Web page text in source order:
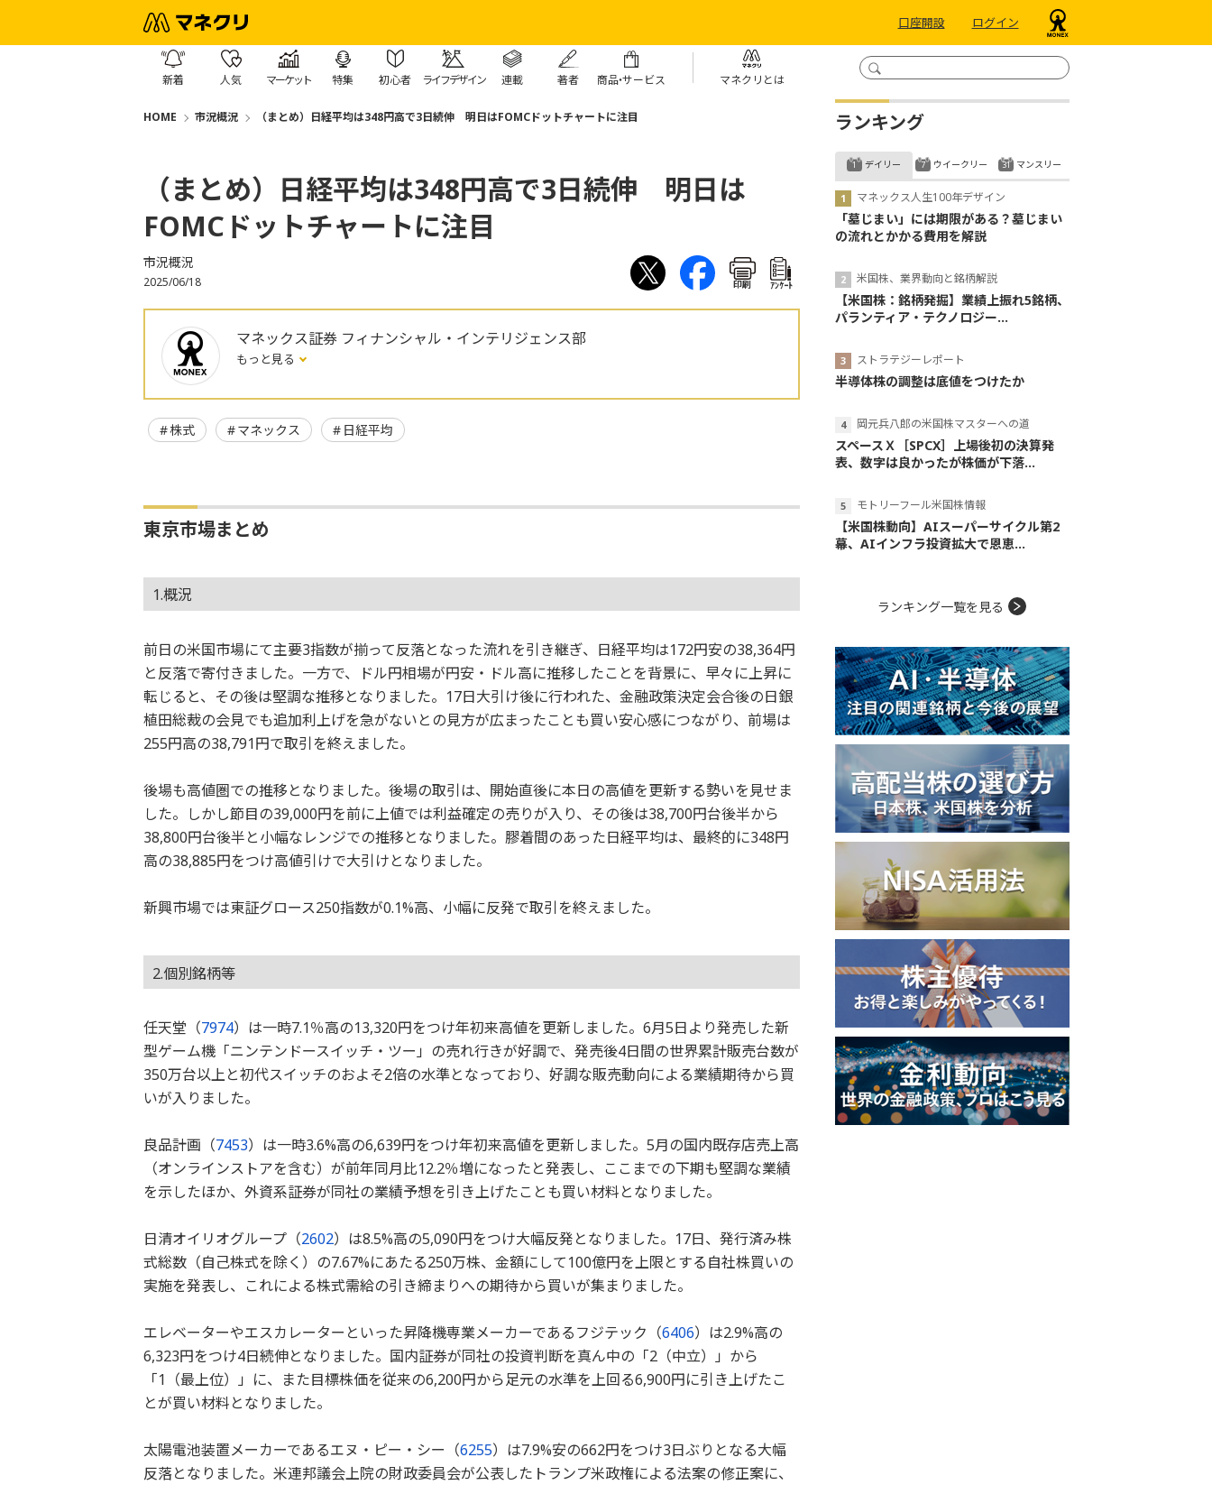
口座開設 ログイン
新着 人気 マーケット 特集 初心者 ライフデザイン 連載 著者 商品・サービス マネクリとは
HOME 市況概況 （まとめ）日経平均は348円高で3日続伸 明日はFOMCドットチャートに注目
（まとめ）日経平均は348円高で3日続伸 明日は
FOMCドットチャートに注目
市況概況
2025/06/18 印刷 ｱﾝｹｰﾄ
マネックス証券 フィナンシャル・インテリジェンス部
もっと見る
株式 マネックス 日経平均
東京市場まとめ
1.概況
前日の米国市場にて主要3指数が揃って反落となった流れを引き継ぎ、日経平均は172円安の38,364円
と反落で寄付きました。一方で、ドル円相場が円安・ドル高に推移したことを背景に、早々に上昇に
転じると、その後は堅調な推移となりました。17日大引け後に行われた、金融政策決定会合後の日銀
植田総裁の会見でも追加利上げを急がないとの見方が広まったことも買い安心感につながり、前場は
255円高の38,791円で取引を終えました。
後場も高値圏での推移となりました。後場の取引は、開始直後に本日の高値を更新する勢いを見せま
した。しかし節目の39,000円を前に上値では利益確定の売りが入り、その後は38,700円台後半から
38,800円台後半と小幅なレンジでの推移となりました。膠着間のあった日経平均は、最終的に348円
高の38,885円をつけ高値引けで大引けとなりました。
新興市場では東証グロース250指数が0.1%高、小幅に反発で取引を終えました。
2.個別銘柄等
任天堂（7974）は一時7.1％高の13,320円をつけ年初来高値を更新しました。6月5日より発売した新
型ゲーム機「ニンテンドースイッチ・ツー」の売れ行きが好調で、発売後4日間の世界累計販売台数が
350万台以上と初代スイッチのおよそ2倍の水準となっており、好調な販売動向による業績期待から買
いが入りました。
良品計画（7453）は一時3.6%高の6,639円をつけ年初来高値を更新しました。5月の国内既存店売上高
（オンラインストアを含む）が前年同月比12.2％増になったと発表し、ここまでの下期も堅調な業績
を示したほか、外資系証券が同社の業績予想を引き上げたことも買い材料となりました。
日清オイリオグループ（2602）は8.5%高の5,090円をつけ大幅反発となりました。17日、発行済み株
式総数（自己株式を除く）の7.67%にあたる250万株、金額にして100億円を上限とする自社株買いの
実施を発表し、これによる株式需給の引き締まりへの期待から買いが集まりました。
エレベーターやエスカレーターといった昇降機専業メーカーであるフジテック（6406）は2.9%高の
6,323円をつけ4日続伸となりました。国内証券が同社の投資判断を真ん中の「2（中立）」から
「1（最上位）」に、また目標株価を従来の6,200円から足元の水準を上回る6,900円に引き上げたこ
とが買い材料となりました。
太陽電池装置メーカーであるエヌ・ピー・シー（6255）は7.9%安の662円をつけ3日ぶりとなる大幅
反落となりました。米連邦議会上院の財政委員会が公表したトランプ米政権による法案の修正案に、
ランキング
デイリー
マネックス人生100年デザイン
「墓じまい」には期限がある？墓じまい
の流れとかかる費用を解説
米国株、業界動向と銘柄解説
【米国株：銘柄発掘】業績上振れ5銘柄、
パランティア・テクノロジー...
ストラテジーレポート
半導体株の調整は底値をつけたか
岡元兵八郎の米国株マスターへの道
スペースＸ［SPCX］上場後初の決算発
表、数字は良かったが株価が下落...
モトリーフール米国株情報
【米国株動向】AIスーパーサイクル第2
幕、AIインフラ投資拡大で恩恵...
ウイークリー マンスリー
ランキング一覧を見る